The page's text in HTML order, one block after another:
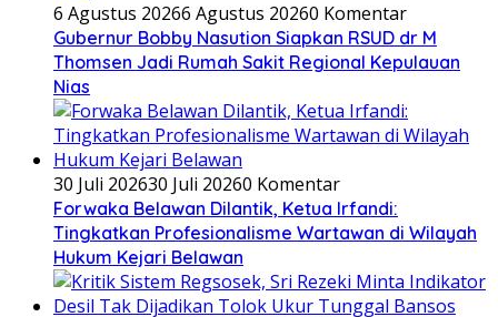
6 Agustus 20266 Agustus 20260 Komentar
Gubernur Bobby Nasution Siapkan RSUD dr M
Thomsen Jadi Rumah Sakit Regional Kepulauan
Nias
30 Juli 202630 Juli 20260 Komentar
Forwaka Belawan Dilantik, Ketua Irfandi:
Tingkatkan Profesionalisme Wartawan di Wilayah
Hukum Kejari Belawan